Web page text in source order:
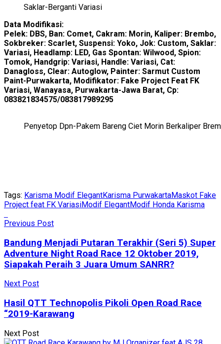
Saklar-Berganti Variasi
Data Modifikasi:
Pelek: DBS, Ban: Comet, Cakram: Morin, Kaliper: Brembo,
Sokbreker: Scarlet, Suspensi: Yoko, Jok: Custom, Saklar:
Variasi, Headlamp: LED, Gas Spontan: Wilwood, Spion:
Tomok, Handgrip: Variasi, Handle: Variasi, Cat:
Danagloss, Clear: Autoglow, Painter: Sarmut Custom
Paint-Purwakarta, Modifikator: Fake Project Feat FK
Variasi, Wanayasa, Purwakarta-Jawa Barat, Cp:
083821834575/083817989295
Penyetop Dpn-Pakem Bareng Ciet Morin Berkaliper
Tags: Karisma Modif ElegantKarisma PurwakartaMaskot Fake
Project feat FK VariasiModif ElegantModif Honda Karisma
Previous Post
Bandung Menjadi Putaran Terakhir (Seri 5) Super
Adventure Night Road Race 12 Oktober 2019,
Siapakah Peraih 3 Juara Umum SANRR?
Next Post
Hasil QTT Technopolis Pikoli Open Road Race
“2019-Karawang
Next Post